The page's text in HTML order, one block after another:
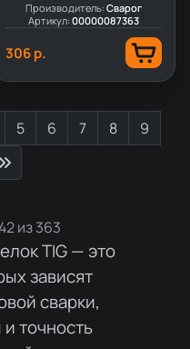
Производитель:Сварог
Артикул:00000087363
306 р.
5 6 7 8 9
из 363
TIG — это
зависят
сварки,
точность